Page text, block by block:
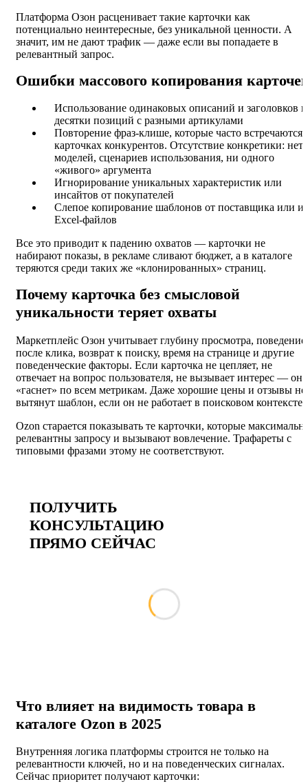
Платформа Озон расценивает такие карточки как
потенциально неинтересные, без уникальной ценности. А
значит, им не дают трафик — даже если вы попадаете в
релевантный запрос.
Ошибки массового копирования
Использование одинаковых описаний и заголовков
десятки позиций с разными артикулами
Повторение фраз-клише, которые часто встречаются
карточках конкурентов. Отсутствие конкретики: нет
моделей, сценариев использования, ни одного
«живого» аргумента
Игнорирование уникальных характеристик или
инсайтов от покупателей
Слепое копирование шаблонов от поставщика или из
Excel-файлов
Все это приводит к падению охватов — карточки не
набирают показы, в рекламе сливают бюджет, а в каталоге
теряются среди таких же «клонированных» страниц.
Почему карточка без смысловой
уникальности теряет охваты
Маркетплейс Озон учитывает глубину просмотра, поведение
после клика, возврат к поиску, время на странице и другие
поведенческие факторы. Если карточка не цепляет, не
отвечает на вопрос пользователя, не вызывает интерес — она
«гаснет» по всем метрикам. Даже хорошие цены и отзывы не
вытянут шаблон, если он не работает в поисковом контексте.
Ozon старается показывать те карточки, которые
релевантны запросу и вызывают вовлечение. Трафареты с
типовыми фразами этому не соответствуют.
ПОЛУЧИТЬ
КОНСУЛЬТАЦИЮ
ПРЯМО СЕЙЧАС
Что влияет на видимость товара в
каталоге Ozon в 2025
Внутренняя логика платформы строится не только на
релевантности ключей, но и на поведенческих сигналах.
Сейчас приоритет получают карточки: